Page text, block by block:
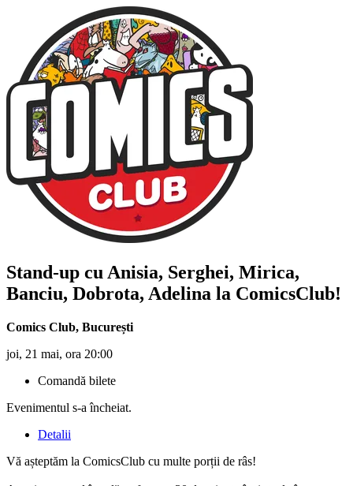
Stand-up cu Anisia, Serghei, Mirica,
Banciu, Dobrota, Adelina la ComicsClub!
Comics Club, București
joi, 21 mai, ora 20:00
Comandă bilete
Evenimentul s-a încheiat.
Detalii
Vă așteptăm la ComicsClub cu multe porții de râs!